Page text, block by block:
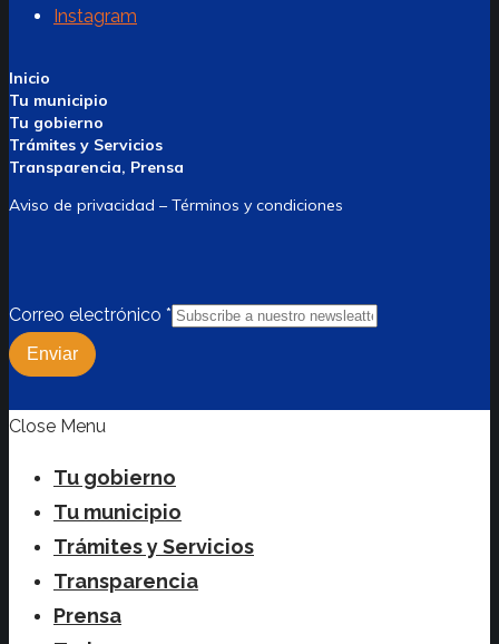
Instagram
Inicio
Tu municipio
Tu gobierno
Trámites y Servicios
Transparencia, Prensa
Aviso de privacidad – Términos y condiciones
Correo electrónico *
Enviar
Close Menu
Tu gobierno
Tu municipio
Trámites y Servicios
Transparencia
Prensa